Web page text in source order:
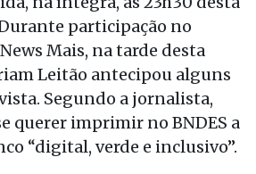
participação no
Mais, na tarde desta
Leitão antecipou alguns
Segundo a jornalista,
querer imprimir no BNDES a
“digital, verde e inclusivo”.